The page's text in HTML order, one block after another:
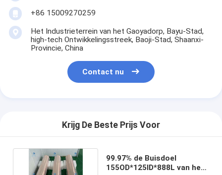
+86 15009270259
Het Industrieterrein van het Gaoyadorp, Bayu-Stad,
high-tech Ontwikkelingsstreek, Baoji-Stad, Shaanxi-
Provincie, China
Contact nu
Krijg De Beste Prijs Voor
99.97% de Buisdoel
155OD*125ID*888L van het